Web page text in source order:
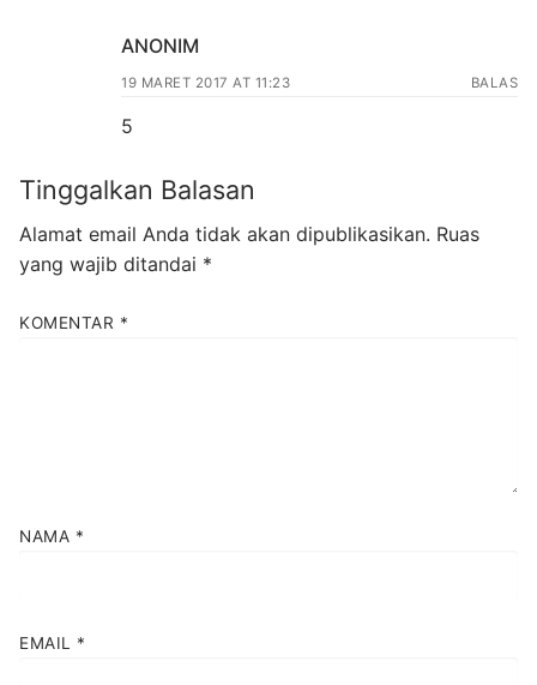
ANONIM
19 MARET 2017 AT 11:23 BALAS
5
Tinggalkan Balasan
Alamat email Anda tidak akan dipublikasikan. Ruas
yang wajib ditandai *
KOMENTAR *
NAMA *
EMAIL *